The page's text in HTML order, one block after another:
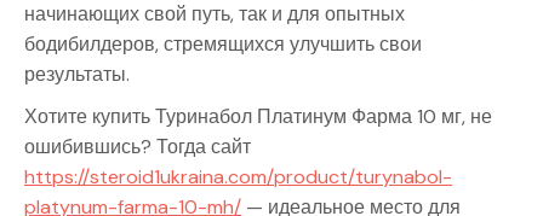
начинающих свой путь, так и для опытных
бодибилдеров, стремящихся улучшить свои
результаты.
Хотите купить Туринабол Платинум Фарма 10 мг, не
ошибившись? Тогда сайт
https://steroid1ukraina.com/product/turynabol-
platynum-farma-10-mh/ — идеальное место для